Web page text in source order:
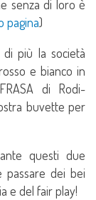
senza di loro è
pagina)
più la società
e bianco in
di Rodi-
buvette per
questi due
passare dei bei
e del fair play!